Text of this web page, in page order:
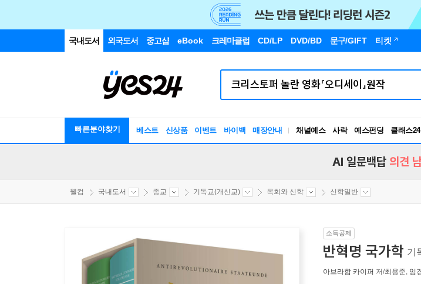
국내도서 외국도서 중고샵 eBook 크레마클럽 CD/LP DVD/BD 문구/GIFT 티켓
빠른분야찾기 베스트 신상품 이벤트 바이백 매장안내 채널예스 사락 예스펀딩 클래스24
AI 일문백답 의견
웰컴 국내도서 종교 기독교(개신교) 목회와 신학 신학일반
소득공제
반혁명 국가학 기
아브라함 카이퍼 저/최용준, 임